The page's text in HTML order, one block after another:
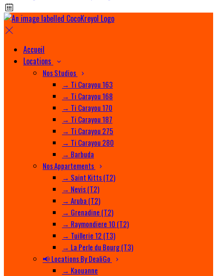
Accueil
Locations
Nos Studios
→ Ti Carayou 163
→ Ti Carayou 168
→ Ti Carayou 170
→ Ti Carayou 187
→ Ti Carayou 275
→ Ti Carayou 280
→ Barbuda
Nos Appartements
→ Saint Kitts (T2)
→ Nevis (T2)
→ Aruba (T2)
→ Grenadine (T2)
→ Raymondiere 10 (T2)
→ Tuillerie 12 (T3)
→ La Perle du Bourg (T3)
📢 Locations By DealiGo
→ Kaouanne